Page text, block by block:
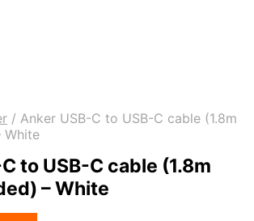
/ Anker USB-C to USB-C cable (1.8m
White
to USB-C cable (1.8m
– White